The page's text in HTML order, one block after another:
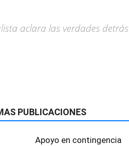
aclara las verdades detrás
PUBLICACIONES
Apoyo en contingencia